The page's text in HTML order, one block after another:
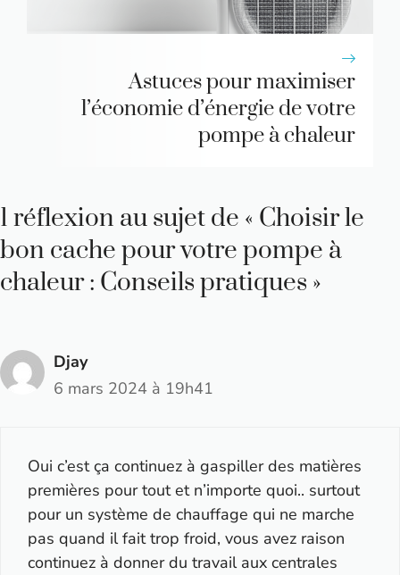
Astuces pour maximiser
l’économie d’énergie de votre
pompe à chaleur
1 réflexion au sujet de « Choisir le
bon cache pour votre pompe à
chaleur : Conseils pratiques »
Djay
6 mars 2024 à 19h41
Oui c’est ça continuez à gaspiller des matières
premières pour tout et n’importe quoi.. surtout
pour un système de chauffage qui ne marche
pas quand il fait trop froid, vous avez raison
continuez à donner du travail aux centrales